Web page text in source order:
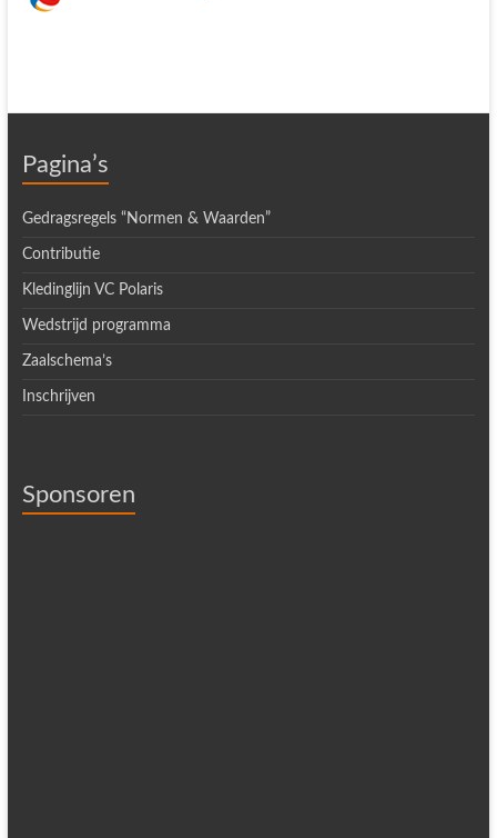
Pagina’s
Gedragsregels “Normen & Waarden”
Contributie
Kledinglijn VC Polaris
Wedstrijd programma
Zaalschema’s
Inschrijven
Sponsoren